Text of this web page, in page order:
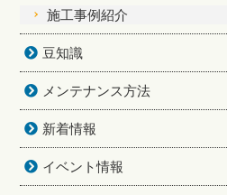
施工事例紹介
豆知識
メンテナンス方法
新着情報
イベント情報